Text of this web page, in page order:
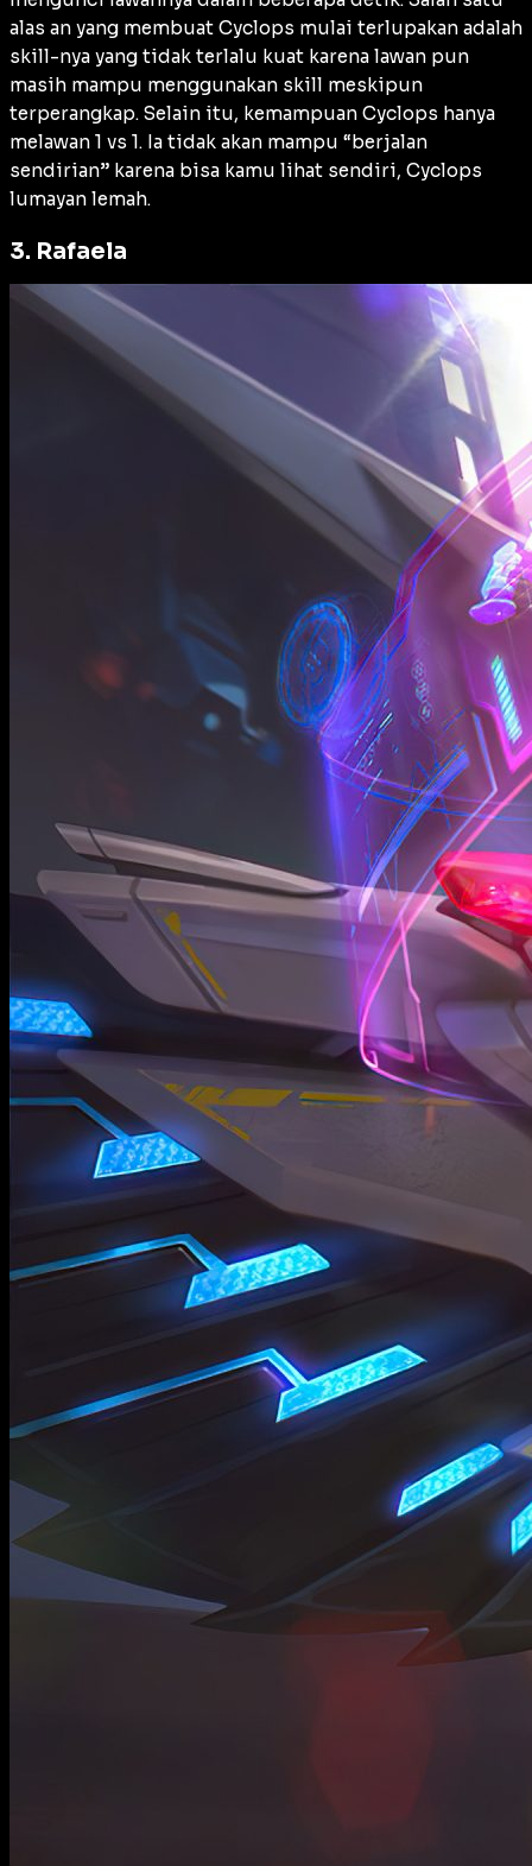
alas an yang membuat Cyclops mulai terlupakan adalah
skill-nya yang tidak terlalu kuat karena lawan pun
masih mampu menggunakan skill meskipun
terperangkap. Selain itu, kemampuan Cyclops hanya
melawan 1 vs 1. Ia tidak akan mampu “berjalan
sendirian” karena bisa kamu lihat sendiri, Cyclops
lumayan lemah.
3. Rafaela